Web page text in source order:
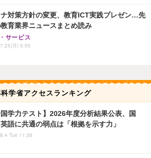
ナ対策方針の変更、教育ICT実践プレゼン…先
育業界ニュースまとめ読み
サービス
月) 5:55
学省アクセスランキング
国学力テスト】2026年度分析結果公表、国
語に共通の弱点は「根拠を示す力」
Tue 11:36